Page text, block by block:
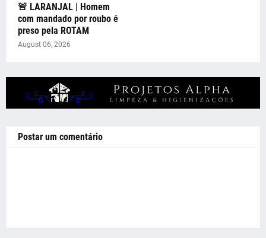
🚨 LARANJAL | Homem
com mandado por roubo é
preso pela ROTAM
August 06, 2026
Postar um comentário